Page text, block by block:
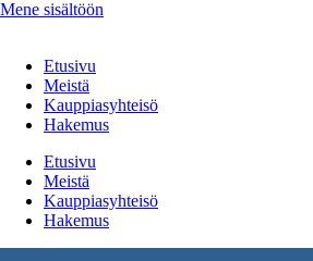
Mene sisältöön
Etusivu
Meistä
Kauppiasyhteisö
Hakemus
Etusivu
Meistä
Kauppiasyhteisö
Hakemus